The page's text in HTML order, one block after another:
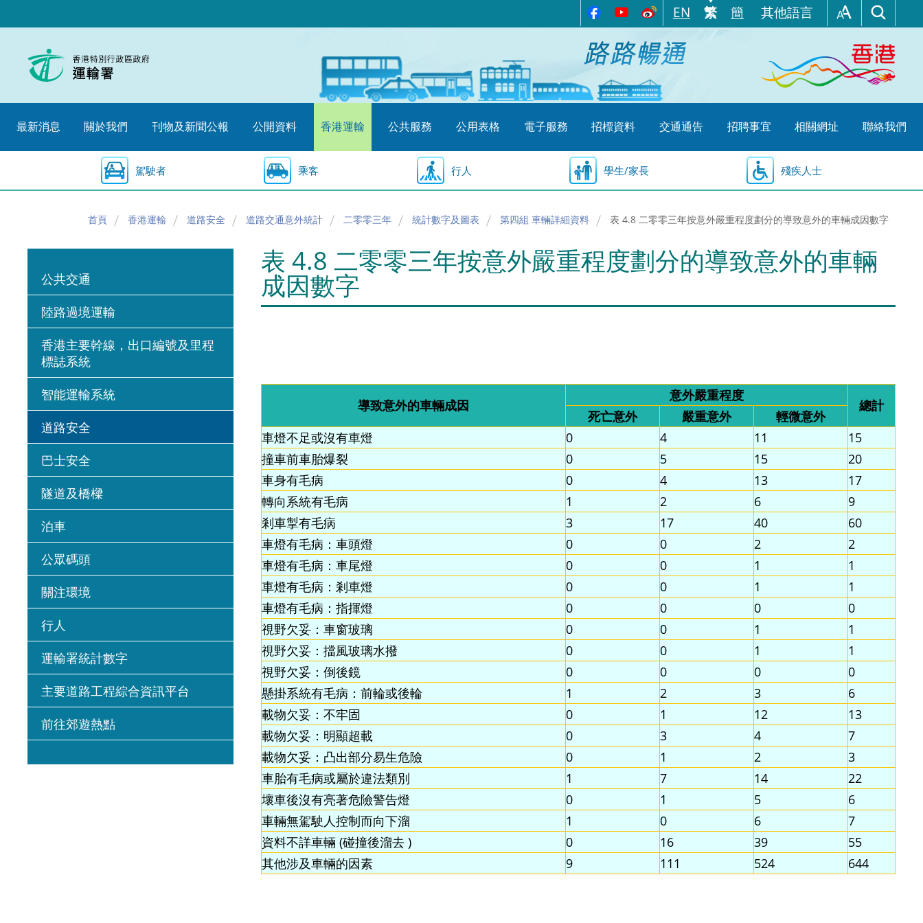
至
始
EN 繁 簡 其他語言
最新消息 關於我們 刊物及新聞公報 公開資料 香港運輸 公共服務 公用表格 電子服務 招標資料 交通通告 招聘事宜 相關網址 聯絡我們
駕駛者 乘客 行人 學生/家長 殘疾人士
首頁 香港運輸 道路安全 道路交通意外統計 二零零三年 統計數字及圖表 第四組 車輛詳細資料 表 4.8 二零零三年按意外嚴重程度劃分的導致意外的車輛成因數字
公共交通
陸路過境運輸
香港主要幹線，出口編號及里程
標誌系統
智能運輸系統
道路安全
巴士安全
隧道及橋樑
泊車
公眾碼頭
關注環境
行人
運輸署統計數字
主要道路工程綜合資訊平台
前往郊遊熱點
表 4.8 二零零三年按意外嚴重程度劃分的導致意外的車輛
成因數字
導致意外的車輛成因
意外嚴重程度
總計
死亡意外 嚴重意外
輕微意外
車燈不足或沒有車燈
0 4 11
15
撞車前車胎爆裂
0 5 15
20
車身有毛病
0 4 13
17
轉向系統有毛病
1 2 6
9
剎車掣有毛病
3 17 40
60
車燈有毛病：車頭燈
0 0 2
2
車燈有毛病：車尾燈
0 0 1
1
車燈有毛病：剎車燈
0 0 1
1
車燈有毛病：指揮燈
0 0 0
0
視野欠妥：車窗玻璃
0 0 1
1
視野欠妥：擋風玻璃水撥
0 0 1
1
視野欠妥：倒後鏡
0 0 0
0
懸掛系統有毛病：前輪或後輪
1 2 3
6
載物欠妥：不牢固
0 1 12
13
載物欠妥：明顯超載
0 3 4
7
載物欠妥：凸出部分易生危險
0 1 2
3
車胎有毛病或屬於違法類別
1 7 14
22
壞車後沒有亮著危險警告燈
0 1 5
6
車輛無駕駛人控制而向下溜
1 0 6
7
資料不詳車輛 (碰撞後溜去 )
0 16 39
55
其他涉及車輛的因素
9 111 524 644